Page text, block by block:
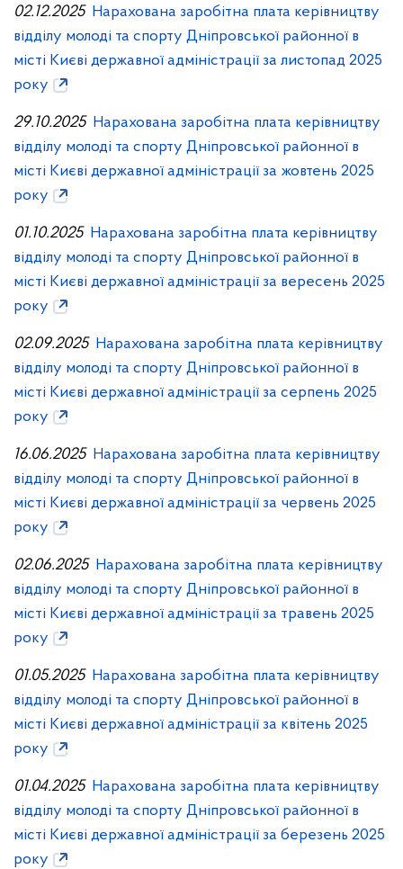
02.12.2025 Нарахована заробітна плата керівництву
відділу молоді та спорту Дніпровської районної в
місті Києві державної адміністрації за листопад 2025
року
29.10.2025 Нарахована заробітна плата керівництву
відділу молоді та спорту Дніпровської районної в
місті Києві державної адміністрації за жовтень 2025
року
01.10.2025 Нарахована заробітна плата керівництву
відділу молоді та спорту Дніпровської районної в
місті Києві державної адміністрації за вересень 2025
року
02.09.2025 Нарахована заробітна плата керівництву
відділу молоді та спорту Дніпровської районної в
місті Києві державної адміністрації за серпень 2025
року
16.06.2025 Нарахована заробітна плата керівництву
відділу молоді та спорту Дніпровської районної в
місті Києві державної адміністрації за червень 2025
року
02.06.2025 Нарахована заробітна плата керівництву
відділу молоді та спорту Дніпровської районної в
місті Києві державної адміністрації за травень 2025
року
01.05.2025 Нарахована заробітна плата керівництву
відділу молоді та спорту Дніпровської районної в
місті Києві державної адміністрації за квітень 2025
року
01.04.2025 Нарахована заробітна плата керівництву
відділу молоді та спорту Дніпровської районної в
місті Києві державної адміністрації за березень 2025
року